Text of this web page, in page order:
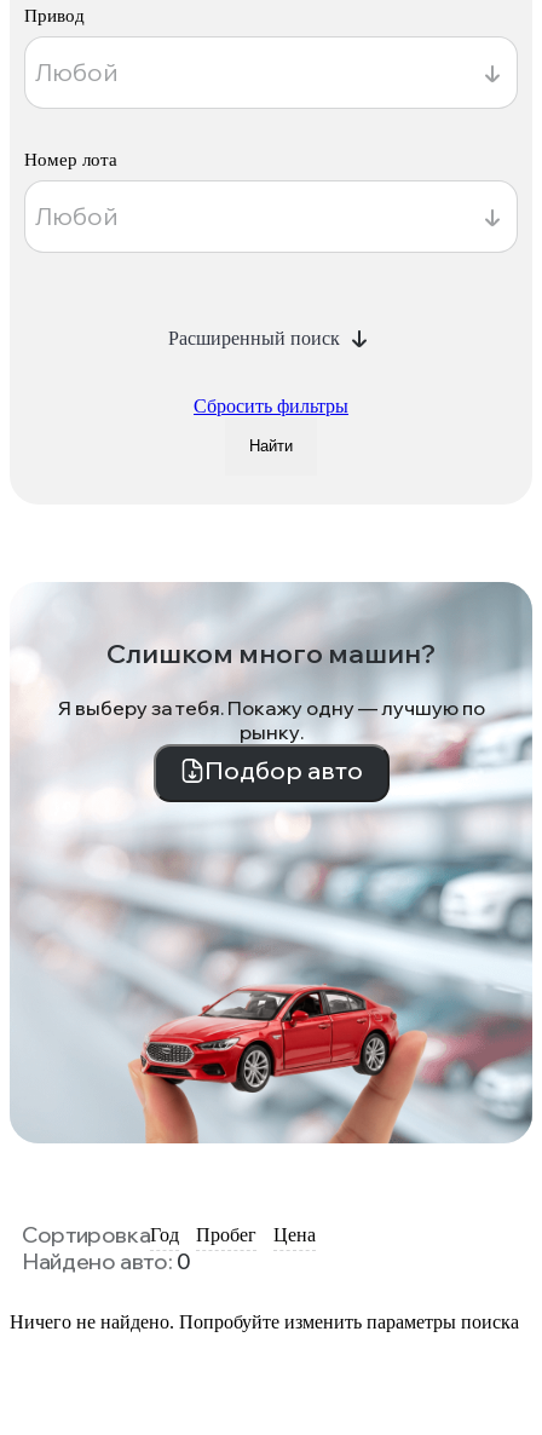
Привод
Номер лота
Расширенный поиск
Сбросить фильтры
Найти
Слишком много машин?
Я выберу за тебя. Покажу одну — лучшую по
рынку.
Подбор авто
СортировкаГод Пробег Цена
Найдено авто: 0
Ничего не найдено. Попробуйте изменить параметры поиска